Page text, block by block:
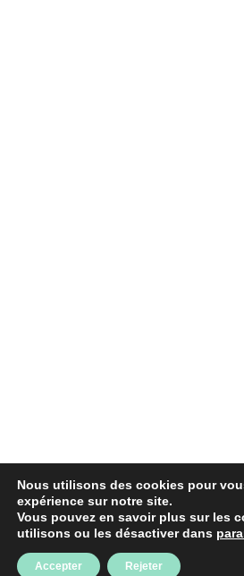
Nous utilisons des cookies pour
expérience sur notre site.
Vous pouvez en savoir plus sur les
utilisons ou les désactiver dans
Accepter Rejeter